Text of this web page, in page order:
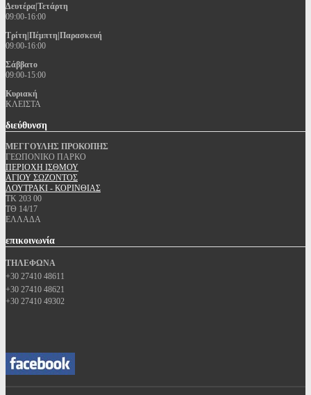
Δευτέρα|Τετάρτη
09:00-16:00
Τρίτη|Πέμπτη|Παρασκευή
09:00-16:00
Σάββατο
09:00-15:00
Κυριακή
ΚΛΕΙΣΤΑ
διεύθυνση
ΜΕΓΓΟΥΛΗΣ ΠΡΟΚΟΠΗΣ
ΓΕΩΠΟΝΙΚΟ ΠΑΡΚΟ
ΠΕΡΙΟΧΗ ΙΣΘΜΟΥ
ΑΓΙΟΥ ΣΩΖΟΝΤΟΣ
ΛΟΥΤΡΑΚΙ - ΚΟΡΙΝΘΙΑΣ
ΤΚ 203 00
ΤΘ 14/17
ΕΛΛΑΔΑ
επικοινωνία
ΤΗΛΕΦΩΝΑ
+30 27410 48611
+30 27410 48621
+30 27410 49302